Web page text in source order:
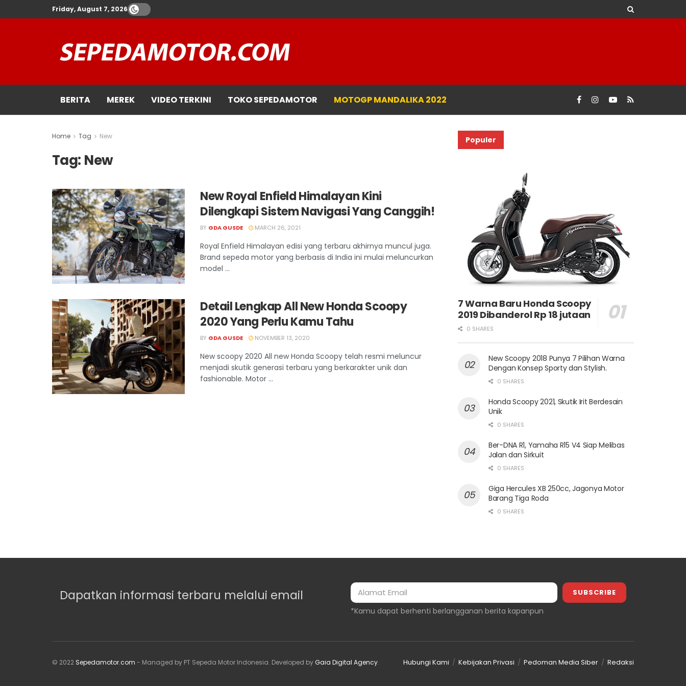
Friday, August 7, 2026
BERITA MEREK VIDEO TERKINI TOKO SEPEDAMOTOR MOTOGP MANDALIKA 2022
Home Tag New
Tag: New
New Royal Enfield Himalayan Kini
Dilengkapi Sistem Navigasi Yang Canggih!
BY GDA GUSDE MARCH 26, 2021
Royal Enfield Himalayan edisi yang terbaru akhirnya muncul juga.
Brand sepeda motor yang berbasis di India ini mulai meluncurkan
model ...
Detail Lengkap All New Honda Scoopy
2020 Yang Perlu Kamu Tahu
BY GDA GUSDE NOVEMBER 13, 2020
New scoopy 2020 All new Honda Scoopy telah resmi meluncur
menjadi skutik generasi terbaru yang berkarakter unik dan
fashionable. Motor ...
Populer
7 Warna Baru Honda Scoopy
2019 Dibanderol Rp 18 jutaan
0 SHARES
New Scoopy 2018 Punya 7 Pilihan Warna
Dengan Konsep Sporty dan Stylish.
0 SHARES
Honda Scoopy 2021, Skutik Irit Berdesain
Unik
0 SHARES
Ber-DNA R1, Yamaha R15 V4 Siap Melibas
Jalan dan Sirkuit
0 SHARES
Giga Hercules XB 250cc, Jagonya Motor
Barang Tiga Roda
0 SHARES
Dapatkan informasi terbaru melalui email
*Kamu dapat berhenti berlangganan berita kapanpun
Hubungi Kami Kebijakan Privasi Pedoman Media Siber Redaksi
© 2022 Sepedamotor.com - Managed by PT Sepeda Motor Indonesia. Developed by Gaia Digital Agency.